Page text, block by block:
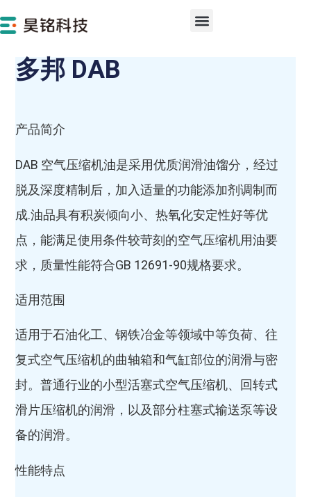
多邦 DAB
产品简介
DAB 空气压缩机油是采用优质润滑油馏分，经过
脱及深度精制后，加入适量的功能添加剂调制而
成.油品具有积炭倾向小、热氧化安定性好等优
点，能满足使用条件较苛刻的空气压缩机用油要
求，质量性能符合GB 12691-90规格要求。
适用范围
适用于石油化工、钢铁冶金等领域中等负荷、往
复式空气压缩机的曲轴箱和气缸部位的润滑与密
封。普通行业的小型活塞式空气压缩机、回转式
滑片压缩机的润滑，以及部分柱塞式输送泵等设
备的润滑。
性能特点